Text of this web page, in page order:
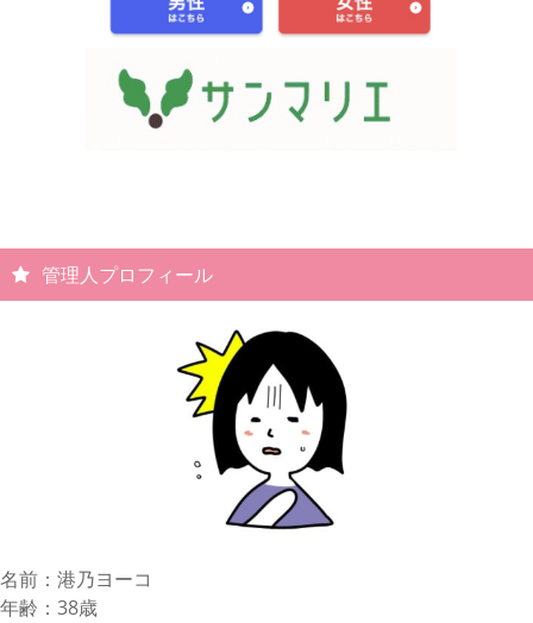
管理人プロフィール
名前：港乃ヨーコ
年齢：38歳